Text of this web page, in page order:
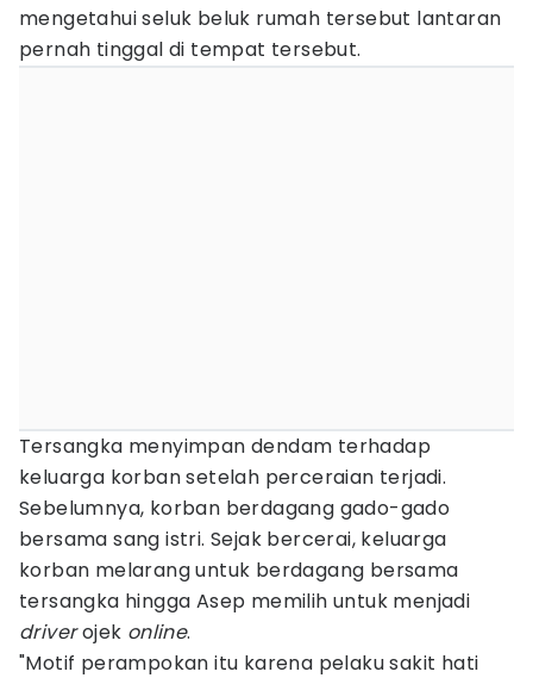
mengetahui seluk beluk rumah tersebut lantaran
pernah tinggal di tempat tersebut.
Tersangka menyimpan dendam terhadap
keluarga korban setelah perceraian terjadi.
Sebelumnya, korban berdagang gado-gado
bersama sang istri. Sejak bercerai, keluarga
korban melarang untuk berdagang bersama
tersangka hingga Asep memilih untuk menjadi
driverojek online.
"Motif perampokan itu karena pelaku sakit hati